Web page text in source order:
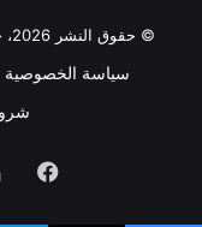
© حقوق النشر 2026، جميع الحقوق محفوظة |
سياسة الخصوصية